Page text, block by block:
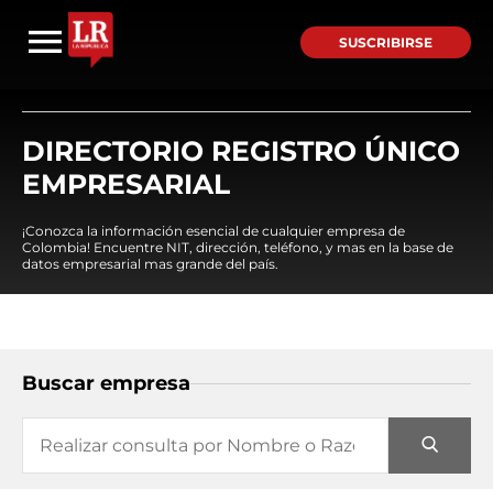
SUSCRIBIRSE
DIRECTORIO REGISTRO ÚNICO
EMPRESARIAL
¡Conozca la información esencial de cualquier empresa de
Colombia! Encuentre NIT, dirección, teléfono, y mas en la base de
datos empresarial mas grande del país.
Buscar empresa